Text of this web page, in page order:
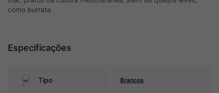
como burrata
Especificações
Tipo Brancos